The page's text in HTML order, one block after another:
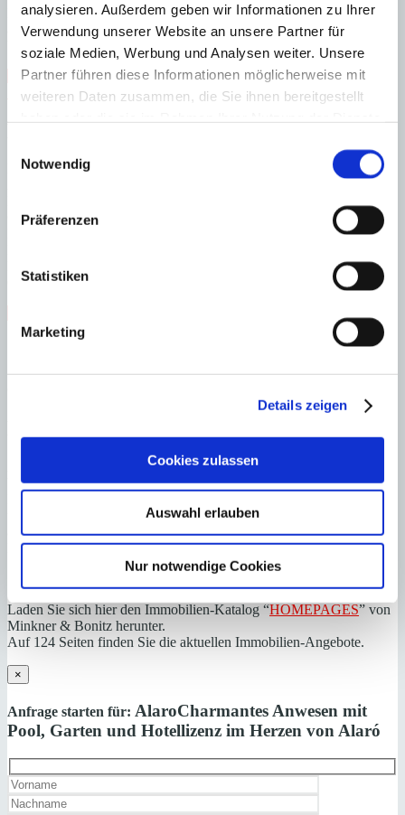
analysieren. Außerdem geben wir Informationen zu Ihrer
Verwendung unserer Website an unsere Partner für
soziale Medien, Werbung und Analysen weiter. Unsere
Partner führen diese Informationen möglicherweise mit
weiteren Daten zusammen, die Sie ihnen bereitgestellt
Notwendig
Präferenzen
Statistiken
Marketing
Details zeigen
Cookies zulassen
Auswahl erlauben
Nur notwendige Cookies
Eine charaktervolle Immobilie mit viel Privatsphäre und
außergewöhnlichem Potenzial – ideal für alle, die an einem der
begehrtesten Orte Mallorcas investieren möchten.
Zentrum
Gäste-WC Vermietlizenz
renovierungsbedürftig
Swimmingpool
Abstellraum Zentralheizung
Energieeffizienz
Energiezertifikat wurde beantragt
Alle Angaben basieren auf Informationen und Daten, die uns vom
Verkäufer/Auftraggeber zur Verfügung gestellt wurden. Minkner &
und Aktualität der Angaben und Legalität der Immobilie. Die
angegebenen Preise enthalten nicht die vom Käufer zu tragenden
Nebenkosten wie Steuern, Notar-, Grundbuch- und Gestoriakosten.
Laden Sie sich hier den Immobilien-Katalog “HOMEPAGES” von
Minkner & Bonitz herunter.
Auf 124 Seiten finden Sie die aktuellen Immobilien-Angebote.
×
Anfrage starten für: AlaroCharmantes Anwesen mit
Pool, Garten und Hotellizenz im Herzen von Alaró